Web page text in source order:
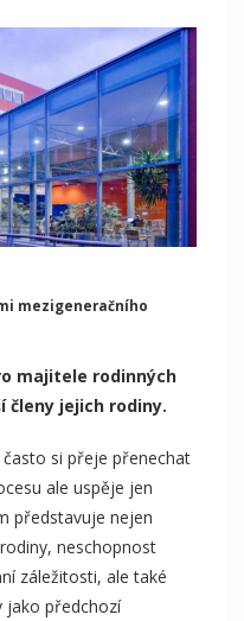
mezigeneračního
majitele rodinných
členy jejich rodiny.
si přeje přenechat
ale uspěje jen
představuje nejen
neschopnost
záležitosti, ale také
jako předchozí